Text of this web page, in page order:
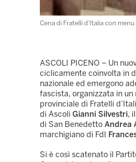
Cena di Fratelli d'Italia con
ASCOLI PICENO – Un
ciclicamente coinvolta in
nazionale ed emergono
fascista, organizzata in
provinciale di Fratelli
di Ascoli Gianni Silvestri,
di San Benedetto Andrea
marchigiano di FdI
Si è così scatenato il